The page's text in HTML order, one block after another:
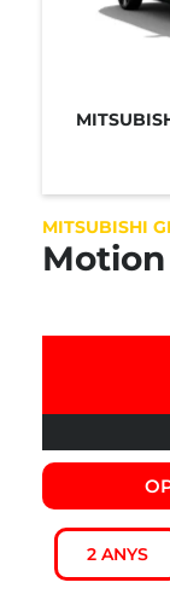
MITSUBISHI
Motion
2 ANYS